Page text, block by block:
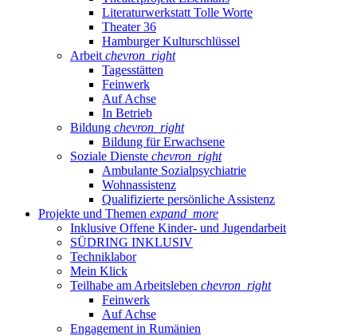
Literaturwerkstatt Tolle Worte
Theater 36
Hamburger Kulturschlüssel
Arbeit chevron_right
Tagesstätten
Feinwerk
Auf Achse
In Betrieb
Bildung chevron_right
Bildung für Erwachsene
Soziale Dienste chevron_right
Ambulante Sozialpsychiatrie
Wohnassistenz
Qualifizierte persönliche Assistenz
Projekte und Themen expand_more
Inklusive Offene Kinder- und Jugendarbeit
SÜDRING INKLUSIV
Techniklabor
Mein Klick
Teilhabe am Arbeitsleben chevron_right
Feinwerk
Auf Achse
Engagement in Rumänien